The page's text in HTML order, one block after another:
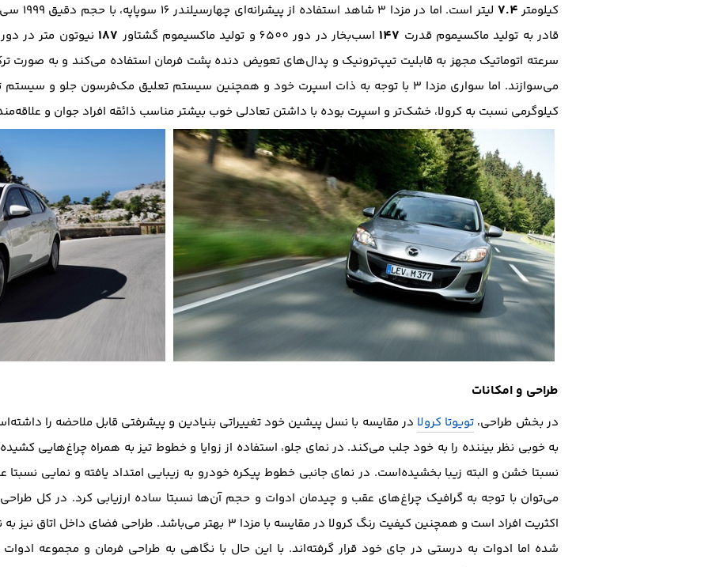
کیلومتر7.4
قادر به تولید ماکسیموم قدرت 147اسب‌بخار در دور 6500 و تولید ماکسیموم گشتاور 187
سرعته اتوماتیک مجهز به قابلیت تیپ‌ترونیک و پدال‌های تعویض دنده پشت فرمان استفاده می‌کند و به صورت
کیلو‌گرمی نسبت به کرولا، خشک‌تر و اسپرت بوده با داشتن تعادلی خوب بیشتر مناسب ذائقه افراد جوان و
طراحی و امکانات
در بخش طراحی،تویوتا کرولا در مقایسه با نسل پیشین خود تغییراتی بنیادین و پیشرفتی قابل ملاحضه را
به خوبی نظر بیننده را به خود جلب می‌کند. در نمای جلو، استفاده از زوایا و خطوط تیز به همراه چراغ‌هایی کشیده
نسبتا خشن و البته زیبا بخشیده‌است. در نمای جانبی خطوط پیکره خودرو به زیبایی امتداد یافته‌ و نمایی نسبتا
می‌توان با توجه به گرافیک چراغ‌های عقب و چیدمان ادوات و حجم‌ آن‌ها نسبتا ساده‌ ارزیابی کرد. در کل
اکثریت افراد است و همچنین کیفیت رنگ کرولا در مقایسه با مزدا 3 بهتر
شده اما ادوات به درستی در جای خود قرار گرفته‌اند. با این حال با نگاهی به طراحی فرمان و مجموعه